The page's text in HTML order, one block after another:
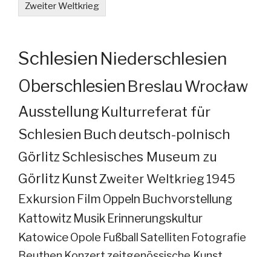
Zweiter Weltkrieg
Schlesien Niederschlesien
Oberschlesien Breslau Wrocław
Ausstellung Kulturreferat für
Schlesien Buch deutsch-polnisch
GörlitzSchlesisches Museum zu
Görlitz KunstZweiter Weltkrieg 1945
Exkursion Film Oppeln Buchvorstellung
Kattowitz Musik Erinnerungskultur
KatowiceOpole FußballSatelliten Fotografie